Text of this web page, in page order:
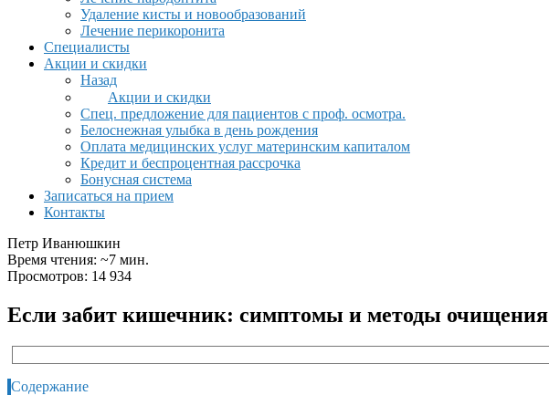
Удаление кисты и новообразований
Лечение перикоронита
Специалисты
Акции и скидки
Назад
Акции и скидки
Спец. предложение для пациентов с проф. осмотра.
Белоснежная улыбка в день рождения
Оплата медицинских услуг материнским капиталом
Кредит и беспроцентная рассрочка
Бонусная система
Записаться на прием
Контакты
Петр Иванюшкин
Время чтения: ~7 мин.
Просмотров: 14 934
Если забит кишечник: симптомы и методы очищения
Содержание